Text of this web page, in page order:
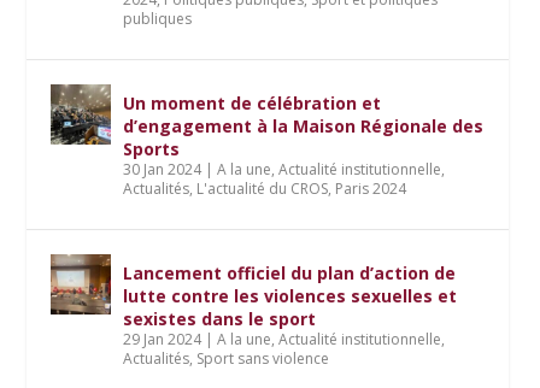
publiques
Un moment de célébration et
d’engagement à la Maison Régionale des
Sports
30 Jan 2024|A la une,Actualité institutionnelle,
Actualités, L'actualité du CROS, Paris 2024
Lancement officiel du plan d’action de
lutte contre les violences sexuelles et
sexistes dans le sport
29 Jan 2024|A la une,Actualité institutionnelle,
Actualités, Sport sans violence